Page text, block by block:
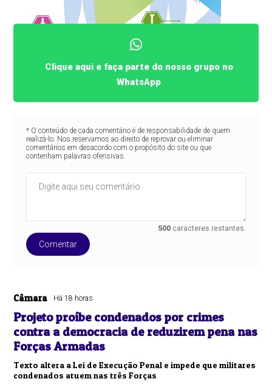
Clique aqui e faça parte do nosso grupo no
WhatsApp
* O conteúdo de cada comentário é de responsabilidade de quem
realizá-lo. Nos reservamos ao direito de reprovar ou eliminar
comentários em desacordo com o propósito do site ou que
contenham palavras ofensivas.
500 caracteres restantes.
Comentar
Câmara Há 18 horas
Projeto proíbe condenados por crimes
contra a democracia de reduzirem pena nas
Forças Armadas
Texto altera a Lei de Execução Penal e impede que militares
condenados atuem nas três Forças